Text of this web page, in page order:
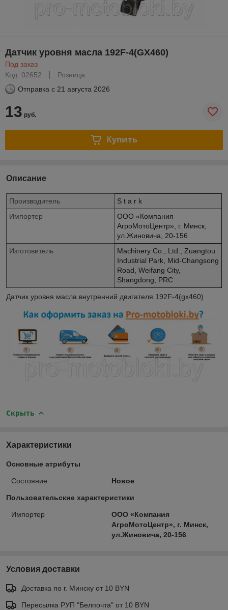
Датчик уровня масла 192F-4(GX460)
Под заказ
Код: 02652
Розница
Отправка с 21 августа 2026
13 руб.
Купить
Описание
Производитель
S t a r k
Импортер
ООО «Компания
АгроМотоЦентр», г. Минск,
ул.Жиновича, 20-156
Изготовитель
Machinery Co., Ltd., Zuangtou
Industrial Park, Mid-Changsong
Road, Weifang City,
Shangdong, PRC
Датчик уровня масла внутренний двигателя 192F-4(gx460)
Скрыть
Характеристики
Основные атрибуты
Состояние Новое
Пользовательские характеристики
Импортер
ООО «Компания
АгроМотоЦентр», г. Минск,
ул.Жиновича, 20-156
Условия доставки
Доставка по г. Минску от 10 BYN
Пересылка РУП "Белпочта" от 10 BYN